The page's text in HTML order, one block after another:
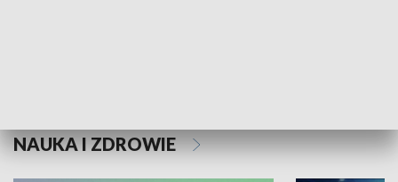
NAUKA I ZDROWIE